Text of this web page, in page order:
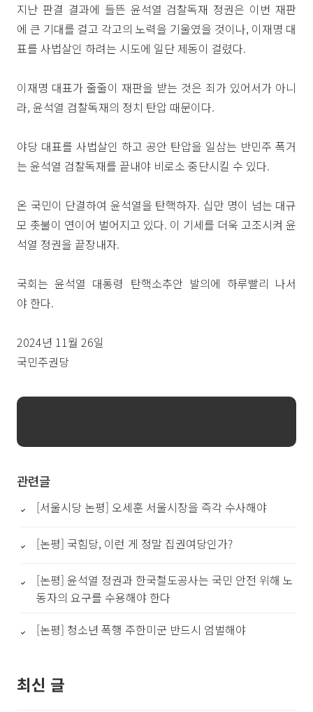
지난 판결 결과에 들뜬 윤석열 검찰독재 정권은 이번 재판
에 큰 기대를 걸고 각고의 노력을 기울였을 것이나, 이재명 대
표를 사법살인 하려는 시도에 일단 제동이 걸렸다.
이재명 대표가 줄줄이 재판을 받는 것은 죄가 있어서가 아니
라, 윤석열 검찰독재의 정치 탄압 때문이다.
야당 대표를 사법살인 하고 공안 탄압을 일삼는 반민주 폭거
는 윤석열 검찰독재를 끝내야 비로소 중단시킬 수 있다.
온 국민이 단결하여 윤석열을 탄핵하자. 십만 명이 넘는 대규
모 촛불이 연이어 벌어지고 있다. 이 기세를 더욱 고조시켜 윤
석열 정권을 끝장내자.
국회는 윤석열 대통령 탄핵소추안 발의에 하루빨리 나서
야 한다.
2024년 11월 26일
국민주권당
관련글
[서울시당 논평] 오세훈 서울시장을 즉각 수사해야
[논평] 국힘당, 이런 게 정말 집권여당인가?
[논평] 윤석열 정권과 한국철도공사는 국민 안전 위해 노
동자의 요구를 수용해야 한다
[논평] 청소년 폭행 주한미군 반드시 엄벌해야
최신 글